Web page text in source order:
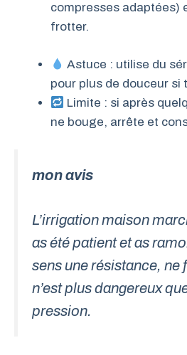
compresses adaptées)
frotter.
Astuce : utilise du
pour plus de douceur si
Limite : si après
ne bouge, arrête et
mon avis
L’irrigation maison
as été patient et as
sens une résistance, ne
n’est plus dangereux
pression.